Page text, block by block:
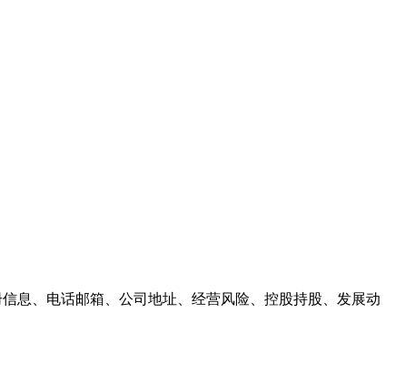
息、电话邮箱、公司地址、经营风险、控股持股、发展动